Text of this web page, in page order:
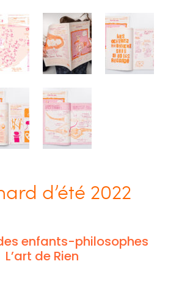
d’été 2022
enfants-philosophes
L’art de Rien